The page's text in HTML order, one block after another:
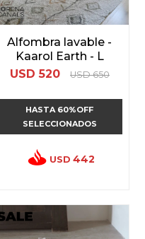
Alfombra lavable -
Kaarol Earth - L
USD 520 USD 650
HASTA 60%OFF
SELECCIONADOS
USD 442